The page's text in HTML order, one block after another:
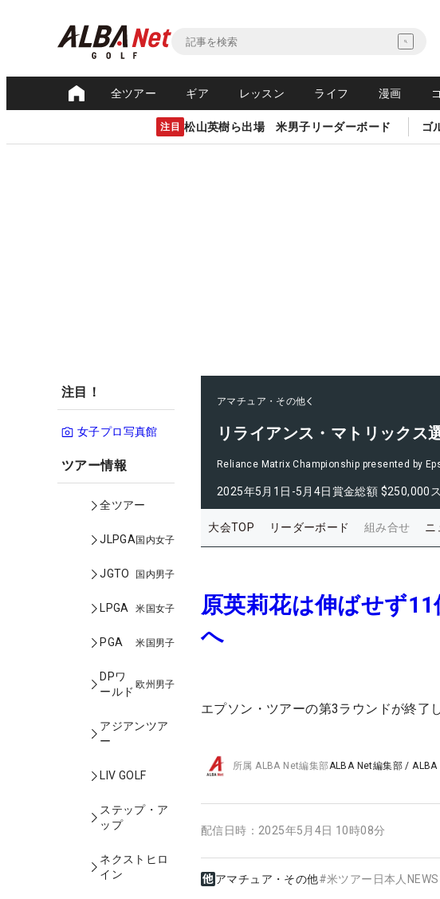
全ツアー ギア レッスン ライフ 漫画
注目 松山英樹ら出場 米男子リーダーボード ゴ
注目！
女子プロ写真館
ツアー情報
全ツアー
JLPGA国内女子
JGTO 国内男子
LPGA 米国女子
PGA 米国男子
DPワ
ールド
欧州男子
アジアンツア
ー
LIV GOLF
ステップ・ア
ップ
ネクストヒロ
イン
アマチュア・その他
リライアンス・マトリックス
Reliance Matrix Championship presented by
2025年5月1日-5月4日賞金総額 $250,000
大会TOP リーダーボード 組み合せ ニ
原英莉花は伸ばせず
へ
エプソン・ツアーの第3ラウンドが終了し
所属ALBA Net編集部ALBA Net編集部 /ALBA
配信日時： 2025年5月4日 10時08分
アマチュア・その他#米ツアー日本人NEWS